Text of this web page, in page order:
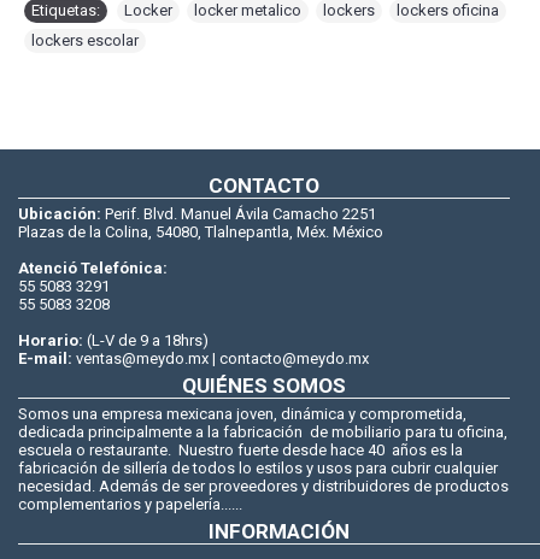
Etiquetas: Locker locker metalico lockers lockers oficina
lockers escolar
CONTACTO
Ubicación: Perif. Blvd. Manuel Ávila Camacho 2251
Plazas de la Colina, 54080, Tlalnepantla, Méx. México
Atenció Telefónica:
55 5083 3291
55 5083 3208
Horario: (L-V de 9 a 18hrs)
E-mail: ventas@meydo.mx | contacto@meydo.mx
QUIÉNES SOMOS
Somos una empresa mexicana joven, dinámica y comprometida,
dedicada principalmente a la fabricación de mobiliario para tu oficina,
escuela o restaurante. Nuestro fuerte desde hace 40 años es la
fabricación de sillería de todos lo estilos y usos para cubrir cualquier
necesidad. Además de ser proveedores y distribuidores de productos
complementarios y papelería......
INFORMACIÓN